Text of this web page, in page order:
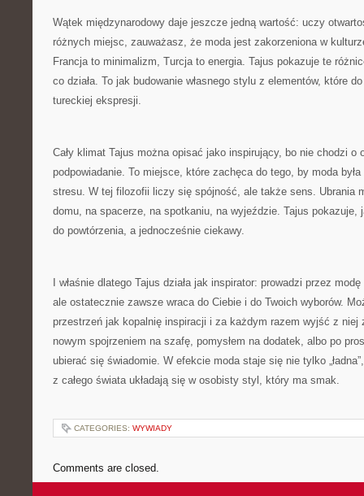
Wątek międzynarodowy daje jeszcze jedną wartość: uczy
różnych miejsc, zauważasz, że moda jest zakorzeniona w
Francja to minimalizm, Turcja to energia. Tajus pokazuje te
co działa. To jak budowanie własnego stylu z elementów, które
tureckiej ekspresji.
Cały klimat Tajus można opisać jako inspirujący, bo nie chodzi o
podpowiadanie. To miejsce, które zachęca do tego, by moda była
stresu. W tej filozofii liczy się spójność, ale także sens. Ubrania
domu, na spacerze, na spotkaniu, na wyjeździe. Tajus pokazuje,
do powtórzenia, a jednocześnie ciekawy.
I właśnie dlatego Tajus działa jak inspirator: prowadzi przez
ale ostatecznie zawsze wraca do Ciebie i do Twoich wyborów.
przestrzeń jak kopalnię inspiracji i za każdym razem wyjść z
nowym spojrzeniem na szafę, pomysłem na dodatek, albo po
ubierać się świadomie. W efekcie moda staje się nie tylko
z całego świata układają się w osobisty styl, który ma smak.
CATEGORIES: WYWIADY
Comments are closed.